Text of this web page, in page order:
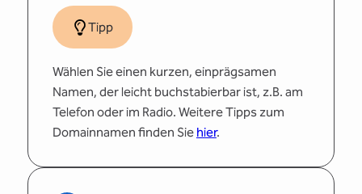
Tipp
Wählen Sie einen kurzen, einprägsamen
Namen, der leicht buchstabierbar ist, z.B. am
Telefon oder im Radio. Weitere Tipps zum
Domainnamen finden Sie hier.